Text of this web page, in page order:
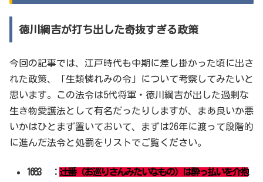
徳川綱吉が打ち出した奇抜すぎる政策
今回の記事では、江戸時代も中期に差し掛かった頃に出さ
れた政策、「生類憐れみの令」について考察してみたいと
思います。この法令は5代将軍・徳川綱吉が出した過剰な
生き物愛護法として有名だったりしますが、まあ良いか悪
いかはひとまず置いておいて、まずは26年に渡って段階的
に進んだ法令と処罰をリストでご覧ください。
1683 ： 辻番（お巡りさんみたいなもの）は酔っ払いを介抱